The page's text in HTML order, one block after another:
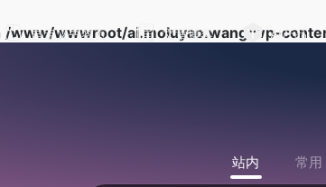
/www/wwwroot/ai.moluyao.wang/wp-
自定义书签页 文章博客 AI产品
站内 常用